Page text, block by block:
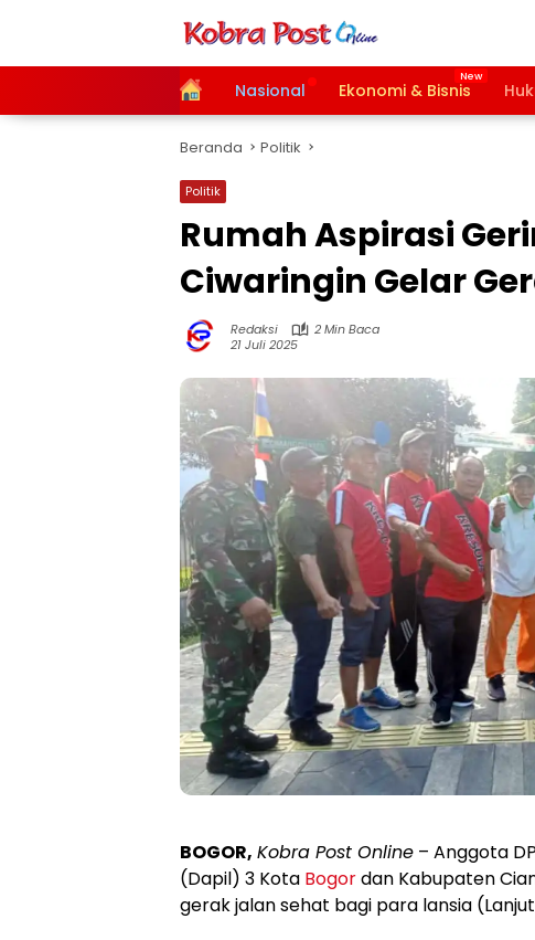
HomeNasional Ekonomi & Bisnis
Beranda Politik
Politik
Rumah Aspirasi
Ciwaringin Gelar
Redaksi
2 Min Baca
21 Juli 2025
BOGOR, Kobra Post Online – Anggota
(Dapil) 3 Kota Bogordan Kabupaten
gerak jalan sehat bagi para lansia